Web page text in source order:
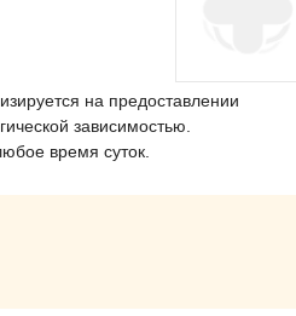
на предоставлении
зависимостью.
время суток.